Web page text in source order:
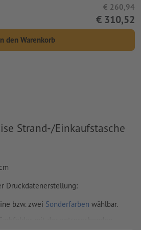
€ 260,94
€ 310,52
den Warenkorb
Strand-/Einkaufstasche
Druckdatenerstellung:
bzw. zwei Sonderfarben wählbar.